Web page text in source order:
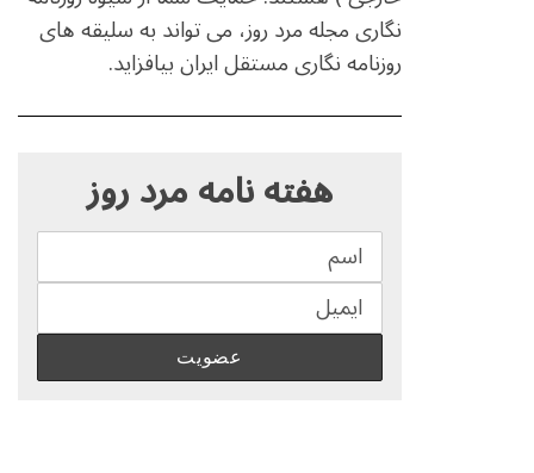
نگاری مجله مرد روز، می تواند به سلیقه های
روزنامه نگاری مستقل ایران بیافزاید.
هفته نامه مرد روز
S
r
c
f
r